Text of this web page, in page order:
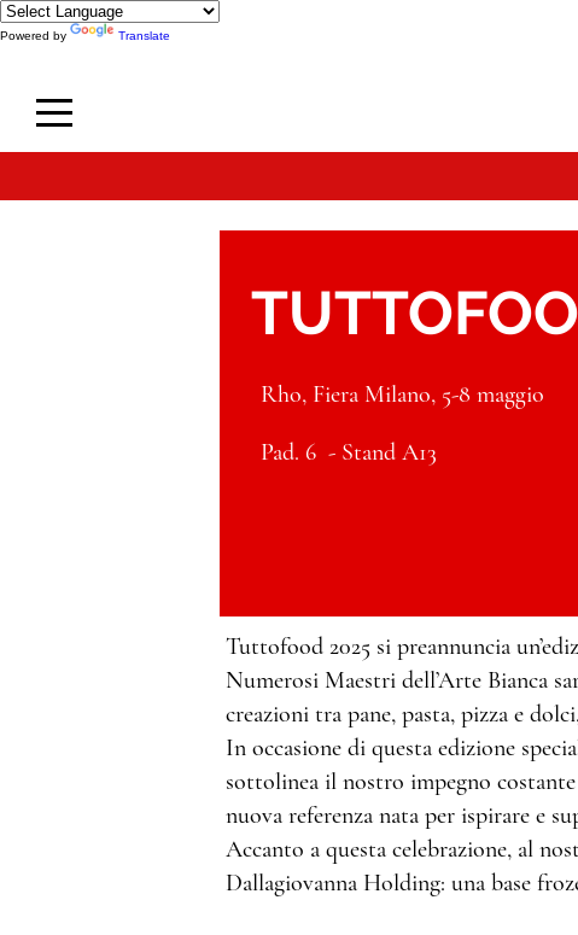
Powered by Translate
Rho, Fiera Milano, 5-8 maggio
Pad. 6 - Stand A13
Tuttofood 2025 si preannuncia
Numerosi Maestri dell’Arte Bianca
creazioni tra pane, pasta, pizza e
In occasione di questa edizione
sottolinea il nostro impegno costante
nuova referenza nata per ispirare e
Accanto a questa celebrazione, al
Dallagiovanna Holding: una base